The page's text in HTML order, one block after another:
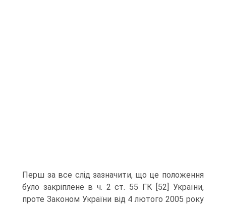
Перш за все слід зазначити, що це положення
було закріплене в ч. 2 ст. 55 ГК [52] Украї­ни,
проте Законом України від 4 лютого 2005 року